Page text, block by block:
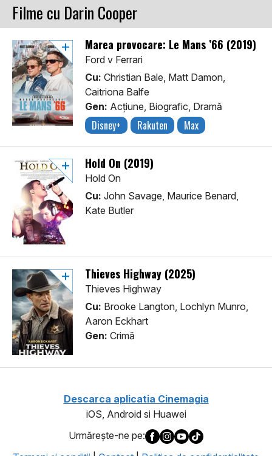
Filme cu Darin Cooper
Marea provocare: Le Mans ’66 (2019)
Ford v Ferrari
Cu: Christian Bale, Matt Damon,
Caitriona Balfe
Gen: Acţiune, Biografic, Dramă
Disney+ Rakuten Max
Hold On (2019)
Hold On
Cu: John Savage, Maurice Benard,
Kate Butler
Thieves Highway (2025)
Thieves Highway
Cu: Brooke Langton, Lochlyn Munro,
Aaron Eckhart
Gen: Crimă
Descarca aplicatia Cinemagia
iOS, Android si Huawei
Urmăreşte-ne pe: